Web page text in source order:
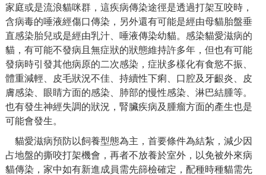
家庭或是流浪貓咪群，這疾病傳染途徑是透過打架互咬時，
含病毒的唾液經傷口傳染，另外還有可能是經由母貓胎盤垂
直感染胎兒或是經由乳汁、唾液傳染幼貓。感染貓愛滋病的
貓，有可能不發病且無症狀的狀態維持許多年，但也有可能
發病時引發其他病原的二次感染，症狀多樣化有食慾不振、
體重減輕、皮毛狀況不佳、持續性下痢、口腔及牙齦炎、皮
膚感染、眼睛方面的感染、肺部的慢性感染、淋巴結腫等。
也有發生神經失調的狀況，腎臟疾病及腫瘤方面的產生也是
可能會發生。
貓愛滋病預防以飼養型態為主，首要條件為結紮，減少因
占地盤的撕咬打架機會，再者不放養於室外，以免被外來病
貓傳染，家中如有新進成員需先篩檢確定，配種時種貓需先